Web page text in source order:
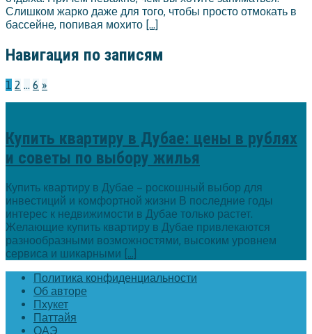
Слишком жарко даже для того, чтобы просто отмокать в
бассейне, попивая мохито […]
Навигация по записям
1 2 6 »
Купить квартиру в Дубае: цены в рублях
и советы по выбору жилья
Купить квартиру в Дубае – роскошный выбор для
инвестиций и комфортной жизни В последние годы
интерес к недвижимости в Дубае только растет.
Желающие купить квартиру в Дубае привлекаются
разнообразными возможностями, высоким уровнем
сервиса и шикарными
[...]
Политика конфиденциальности
Об авторе
Пхукет
Паттайя
ОАЭ